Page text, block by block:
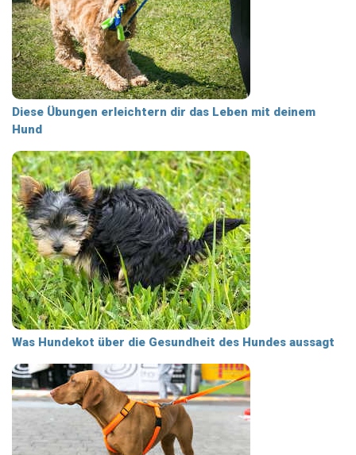
Diese Übungen erleichtern dir das Leben mit deinem
Hund
Was Hundekot über die Gesundheit des Hundes aussagt